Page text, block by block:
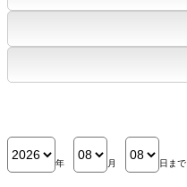
年 月 日まで